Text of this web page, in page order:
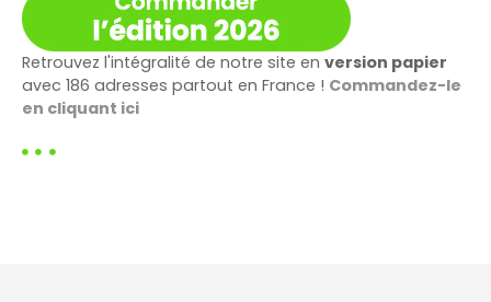
Retrouvez l'intégralité de notre site en version papier
avec 186 adresses partout en France ! Commandez-le
en cliquant ici